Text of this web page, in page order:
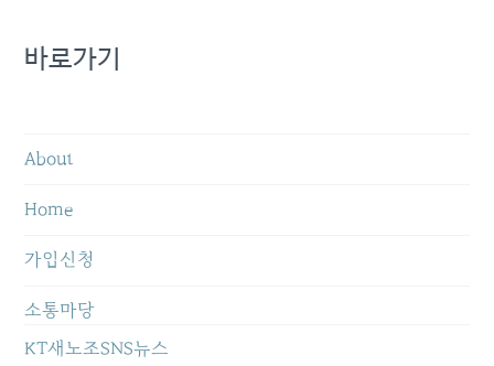
바로가기
About
Home
가입신청
소통마당
KT새노조SNS뉴스